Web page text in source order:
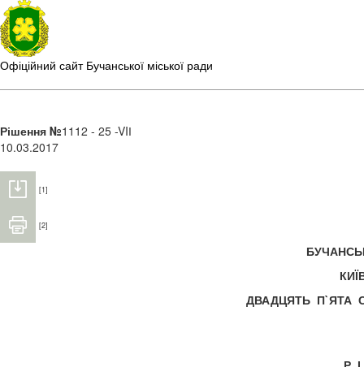
Офіційний сайт Бучанської міської ради
Рішення №1112 - 25 -VIІ
10.03.2017
[1]
[2]
ДВАДЦЯТЬ П`ЯТА